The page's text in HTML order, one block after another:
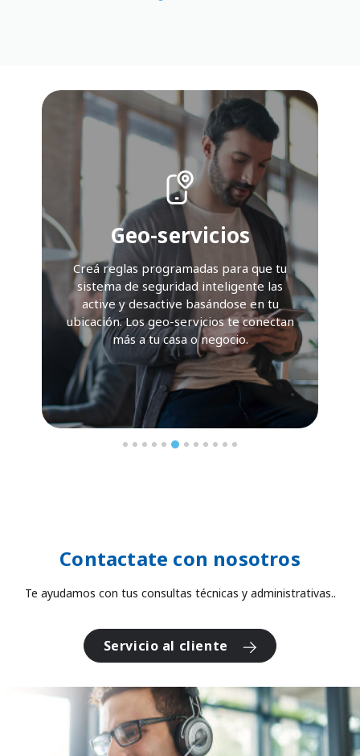
Geo-servicios
Creá reglas programadas para que tu
sistema de seguridad inteligente las
active y desactive basándose en tu
ubicación. Los geo-servicios te conectan
más a tu casa o negocio.
Contactate con nosotros
Te ayudamos con tus consultas técnicas y administrativas..
Servicio al cliente